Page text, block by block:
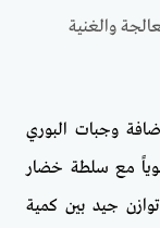
والغنية
وجبات البوري
مع سلطة خضار
جيد بين كمية